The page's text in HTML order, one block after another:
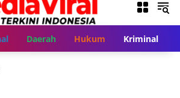
Daerah Hukum Kriminal